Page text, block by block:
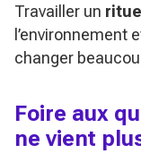
Travailler un
l’environnement
changer
Foire aux
ne vient